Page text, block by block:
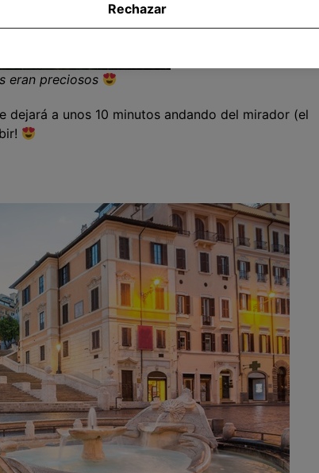
eran preciosos
dejará a unos 10 minutos andando del mirador (el
Rechazar